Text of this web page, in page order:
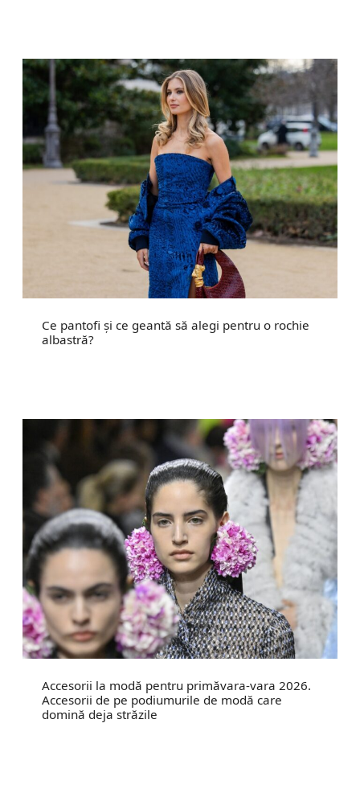
Ce pantofi și ce geantă să alegi pentru o rochie
albastră?
Accesorii la modă pentru primăvara-vara 2026.
Accesorii de pe podiumurile de modă care
domină deja străzile